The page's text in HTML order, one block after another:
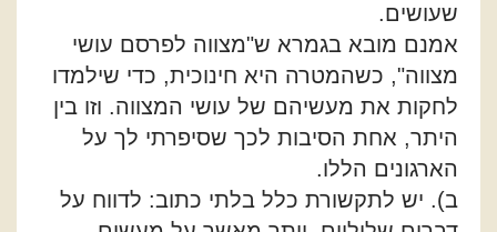
שעושים.
אמנם מובא בגמרא ש"מצווה לפרסם עושי
מצווה", כשהמטרה היא חינוכית, כדי שילמדו
לחקות את מעשיהם של עושי המצווה. וזו בין
היתר, אחת הסיבות לכך שסיפרתי לך על
הארגונים הללו.
ב). יש לתקשורת כלל בלתי כתוב: לדווח על